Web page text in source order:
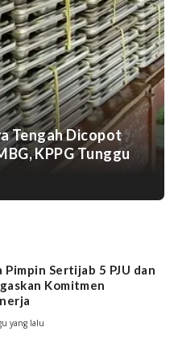
Tengah Dicopot
KPPG Tunggu
Pimpin Sertijab 5 PJU dan
Komitmen
yang lalu